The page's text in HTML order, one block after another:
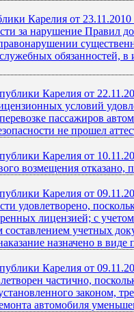
Карелия от
за нарушение Правил
обязанностей,
Карелия от
условий
пассажиров
не прошел
Карелия от
возмещения отказано,
Карелия от
удовлетворено,
лицензией; с
учетных
назначено в виде
Карелия от
частично,
законом,
автомобиля